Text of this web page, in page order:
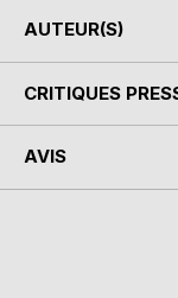
AUTEUR(S)
CRITIQUES
AVIS